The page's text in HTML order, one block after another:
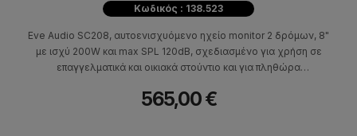
Κωδικός : 138.523
Eve Audio SC208, αυτοενισχυόμενο ηχείο monitor 2 δρόμων, 8"
με ισχύ 200W και max SPL 120dB, σχεδιασμένο για χρήση σε
επαγγελματικά και οικιακά στούντιο και για πληθώρα
565,00 €